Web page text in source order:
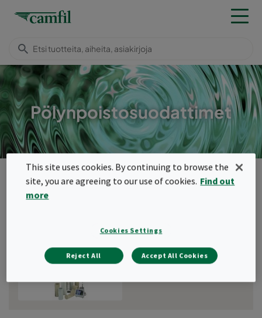
Pölynpoistosuodattimet
Tuotteet
Letkusuodattimet
This site uses cookies. By continuing to browse the
site, you are agreeing to our use of cookies. Find out
more
Cookies Settings
Reject All Accept All Cookies